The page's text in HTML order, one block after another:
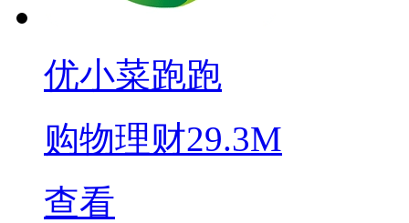
优小菜跑跑
购物理财29.3M
查看